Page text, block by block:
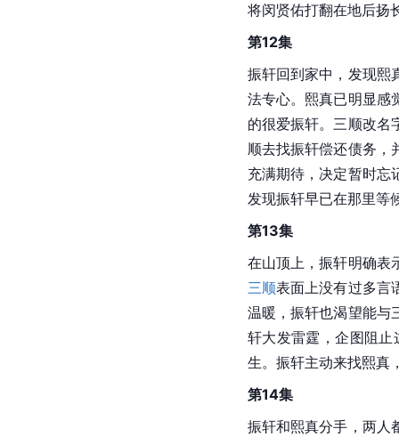
将闵贤佑打翻在地后扬
第12集
振轩回到家中，发现熙
法专心。熙真已明显感
的很爱振轩。三顺改名
顺去找振轩偿还债务，
充满期待，决定暂时忘
发现振轩早已在那里等
第13集
在山顶上，振轩明确表
三顺表面上没有过多言
温暖，振轩也渴望能与
轩大发雷霆，企图阻
生。振轩主动来找熙真
第14集
振轩和熙真分手，两人